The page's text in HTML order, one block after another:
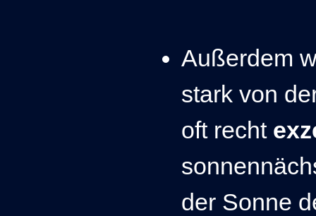
Außerdem
stark von
oft recht
der Sonne